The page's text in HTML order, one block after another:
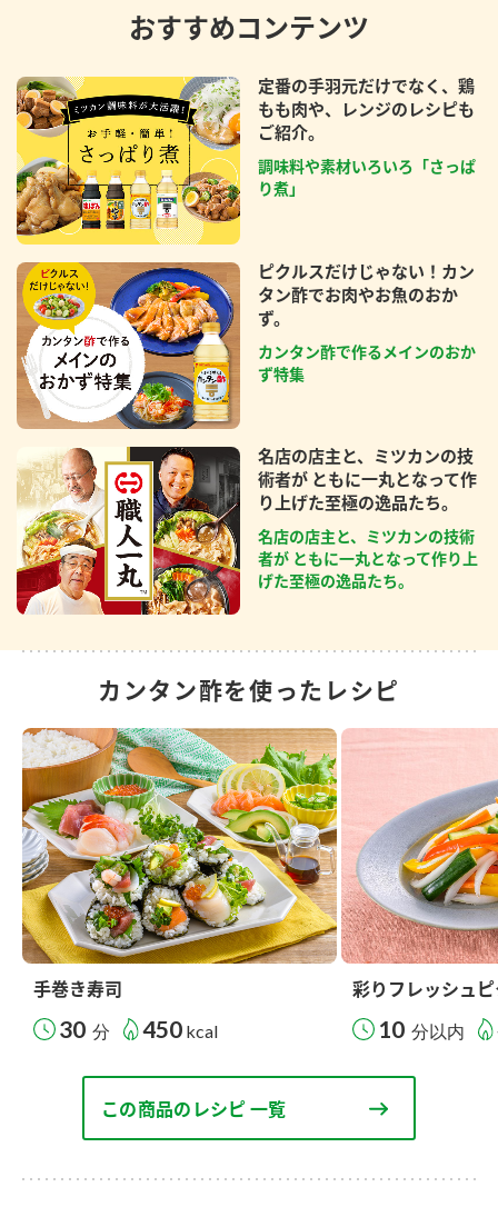
おすすめコンテンツ
定番の手羽元だけでなく、鶏
もも肉や、レンジのレシピも
ご紹介。
調味料や素材いろいろ「さっぱ
り煮」
ピクルスだけじゃない！カン
タン酢でお肉やお魚のおか
ず。
カンタン酢で作るメインのおか
ず特集
名店の店主と、ミツカンの技
術者が ともに一丸となって作
り上げた至極の逸品たち。
名店の店主と、ミツカンの技術
者が ともに一丸となって作り上
げた至極の逸品たち。
カンタン酢を使ったレシピ
手巻き寿司
30 分 450 kcal
彩りフレッシュ
10 分以内
この商品のレシピ 一覧